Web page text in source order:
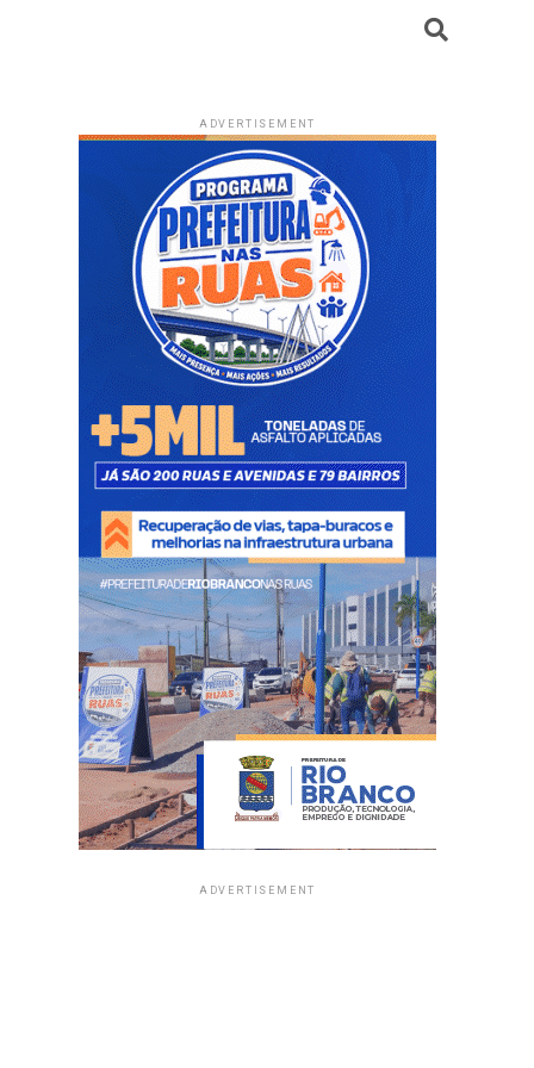
ADVERTISEMENT
ADVERTISEMENT